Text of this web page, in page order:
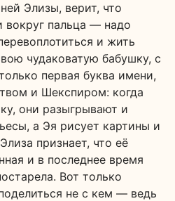
Элизы, верит, что
пальца — надо
и жить
чудаковатую бабушку, с
первая буква имени,
и Шекспиром: когда
они разыгрывают и
а Эя рисует картины и
признает, что её
и в последнее время
Вот только
не с кем — ведь